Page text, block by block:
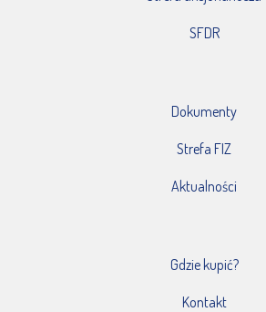
SFDR
Dokumenty
Strefa FIZ
Aktualności
Gdzie kupić?
Kontakt